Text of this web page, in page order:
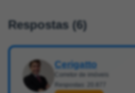
Respostas (6)
Cerigatto
Corretor de imóveis
Respostas: 20.877